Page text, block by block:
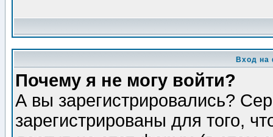
Вход на
Почему я не могу войти?
А вы зарегистрировались?
зарегистрированы для того,